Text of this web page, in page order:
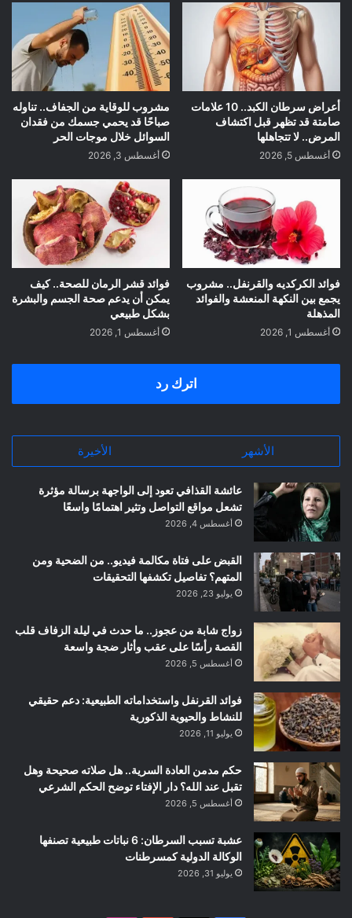
أعراض سرطان الكبد.. 10 علامات
صامتة قد تظهر قبل اكتشاف
المرض.. لا تتجاهلها
أغسطس 5, 2026
مشروب للوقاية من الجفاف.. تناوله
صباحًا قد يحمي جسمك من فقدان
السوائل خلال موجات الحر
أغسطس 3, 2026
فوائد الكركديه والقرنفل.. مشروب
يجمع بين النكهة المنعشة والفوائد
المذهلة
أغسطس 1, 2026
فوائد قشر الرمان للصحة.. كيف
يمكن أن يدعم صحة الجسم والبشرة
بشكل طبيعي
أغسطس 1, 2026
اترك رد
الأشهر الأخيرة
عائشة القذافي تعود إلى الواجهة برسالة مؤثرة
تشعل مواقع التواصل وتثير اهتمامًا واسعًا
أغسطس 4, 2026
القبض على فتاة مكالمة فيديو.. من الضحية ومن
المتهم؟ تفاصيل تكشفها التحقيقات
يوليو 23, 2026
زواج شابة من عجوز.. ما حدث في ليلة الزفاف قلب
القصة رأسًا على عقب وأثار ضجة واسعة
أغسطس 5, 2026
فوائد القرنفل واستخداماته الطبيعية: دعم حقيقي
للنشاط والحيوية الذكورية
يوليو 11, 2026
حكم مدمن العادة السرية.. هل صلاته صحيحة وهل
تقبل عند الله؟ دار الإفتاء توضح الحكم الشرعي
أغسطس 5, 2026
عشبة تسبب السرطان: 6 نباتات طبيعية تصنفها
الوكالة الدولية كمسرطنات
يوليو 31, 2026